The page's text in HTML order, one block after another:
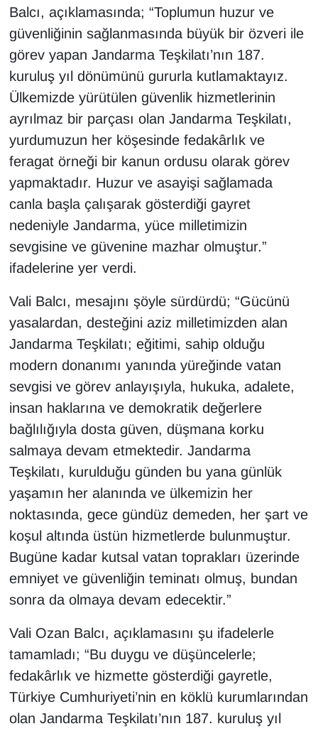
Balcı, açıklamasında; “Toplumun huzur ve
güvenliğinin sağlanmasında büyük bir özveri ile
görev yapan Jandarma Teşkilatı’nın 187.
kuruluş yıl dönümünü gururla kutlamaktayız.
Ülkemizde yürütülen güvenlik hizmetlerinin
ayrılmaz bir parçası olan Jandarma Teşkilatı,
yurdumuzun her köşesinde fedakârlık ve
feragat örneği bir kanun ordusu olarak görev
yapmaktadır. Huzur ve asayişi sağlamada
canla başla çalışarak gösterdiği gayret
nedeniyle Jandarma, yüce milletimizin
sevgisine ve güvenine mazhar olmuştur.”
ifadelerine yer verdi.
Vali Balcı, mesajını şöyle sürdürdü; “Gücünü
yasalardan, desteğini aziz milletimizden alan
Jandarma Teşkilatı; eğitimi, sahip olduğu
modern donanımı yanında yüreğinde vatan
sevgisi ve görev anlayışıyla, hukuka, adalete,
insan haklarına ve demokratik değerlere
bağlılığıyla dosta güven, düşmana korku
salmaya devam etmektedir. Jandarma
Teşkilatı, kurulduğu günden bu yana günlük
yaşamın her alanında ve ülkemizin her
noktasında, gece gündüz demeden, her şart ve
koşul altında üstün hizmetlerde bulunmuştur.
Bugüne kadar kutsal vatan toprakları üzerinde
emniyet ve güvenliğin teminatı olmuş, bundan
sonra da olmaya devam edecektir.”
Vali Ozan Balcı, açıklamasını şu ifadelerle
tamamladı; “Bu duygu ve düşüncelerle;
fedakârlık ve hizmette gösterdiği gayretle,
Türkiye Cumhuriyeti’nin en köklü kurumlarından
olan Jandarma Teşkilatı’nın 187. kuruluş yıl
İngilizce
Kadın
Kamu Alımları
Kim Kimdir?
Kültür & Sanat
KURDÎ
MAGAZİN
MEDYA
ONE EKONOMİ
POLİTİKA
Resmi İlanlar
RÖPORTAJ
SAĞLIK
Seri İlan
Sinema - TV
SİYASET
SPOR
TEBRİK
TEKNOLOJİ
Turizm